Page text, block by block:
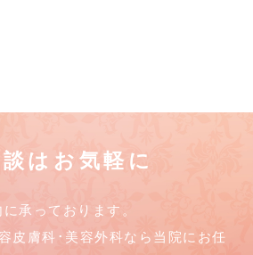
はお気軽に
承っております。
皮膚科･美容外科なら当院にお任